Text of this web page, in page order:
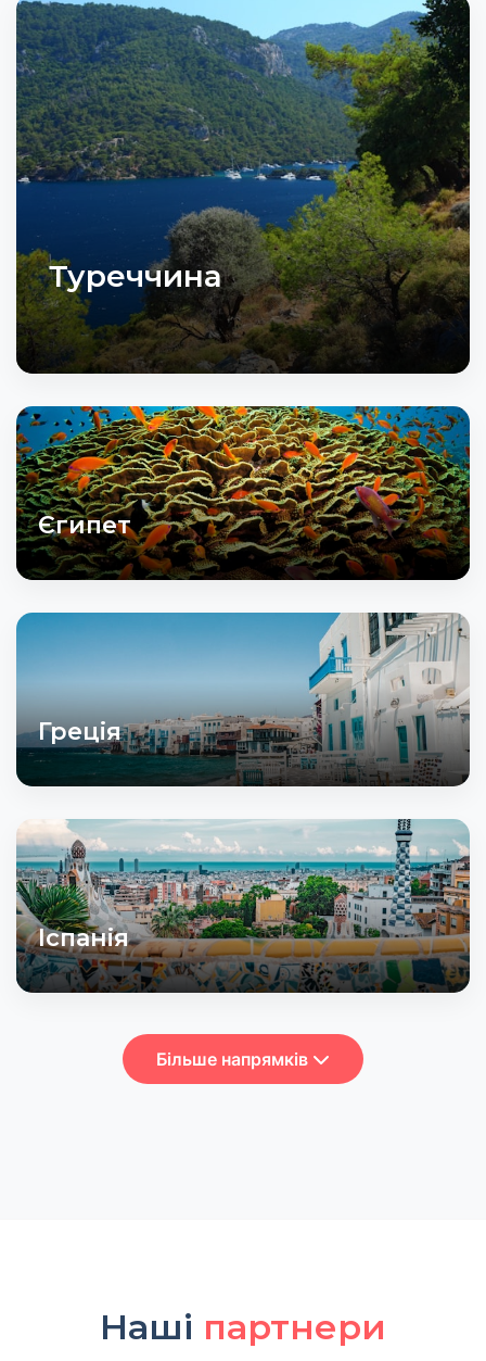
Туреччина
Єгипет
Греція
Іспанія
Більше напрямків
Наші партнери